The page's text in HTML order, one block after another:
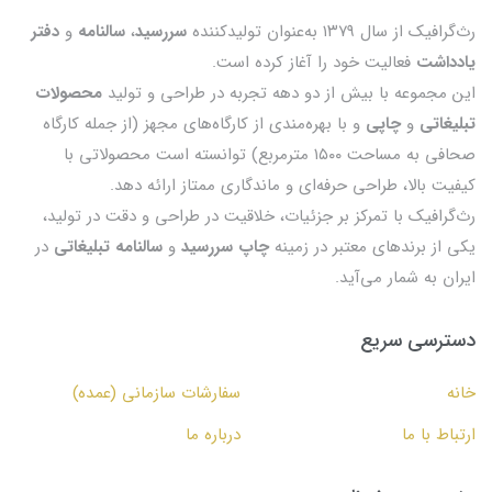
رث‌گرافیک از سال ۱۳۷۹ به‌عنوان تولیدکننده سررسید، سالنامه و دفتر
یادداشت فعالیت خود را آغاز کرده است.
این مجموعه با بیش از دو دهه تجربه در طراحی و تولید محصولات
تبلیغاتی وچاپی و با بهره‌مندی از کارگاه‌های مجهز (از جمله کارگاه
صحافی به مساحت ۱۵۰۰ مترمربع) توانسته است محصولاتی با
کیفیت بالا، طراحی حرفه‌ای و ماندگاری ممتاز ارائه دهد.
رث‌گرافیک با تمرکز بر جزئیات، خلاقیت در طراحی و دقت در تولید،
یکی از برندهای معتبر در زمینهچاپ سررسید و سالنامه تبلیغاتی در
ایران به شمار می‌آید.
دسترسی سریع
خانه
سفارشات سازمانی (عمده)
ارتباط با ما
درباره ما